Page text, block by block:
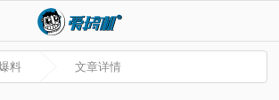
料 文章详情